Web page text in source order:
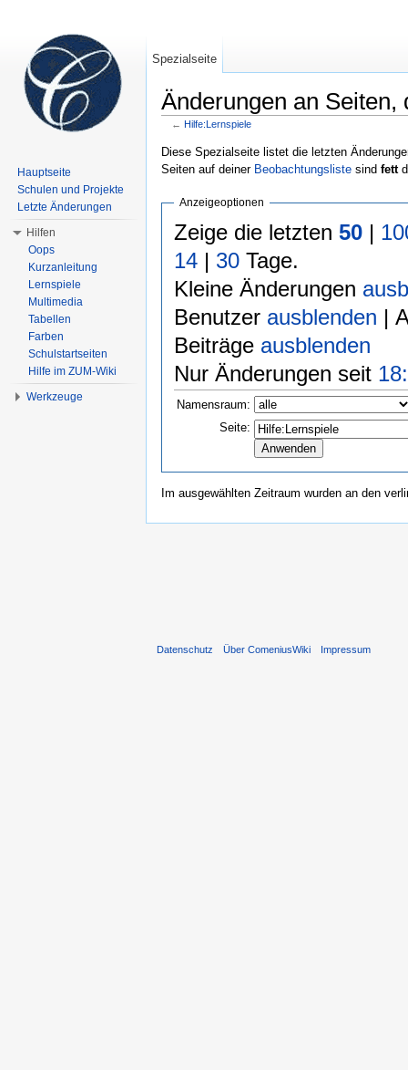
Änderungen an Seiten,
← Hilfe:Lernspiele
Diese Spezialseite listet die letzten
Seiten auf deiner Beobachtungsliste sind fett
Anzeigeoptionen
Zeige die letzten 50|
14| 30Tage.
Kleine Änderungen
Benutzer ausblenden |
Beiträge ausblenden
Nur Änderungen seit
Namensraum:
Seite:
Im ausgewählten Zeitraum wurden an den
Spezialseite
Hauptseite
Schulen und Projekte
Letzte Änderungen
Hilfen
Oops
Kurzanleitung
Lernspiele
Multimedia
Tabellen
Farben
Schulstartseiten
Hilfe im ZUM-Wiki
Werkzeuge
Datenschutz Über ComeniusWiki Impressum